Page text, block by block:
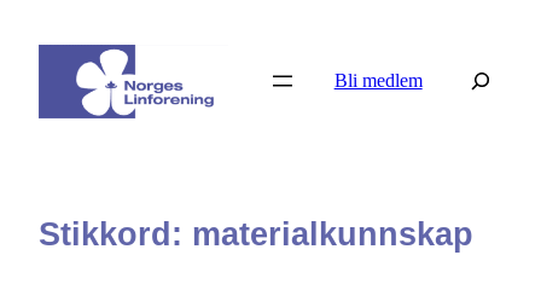
Bli medlem Søk
Stikkord: materialkunnskap